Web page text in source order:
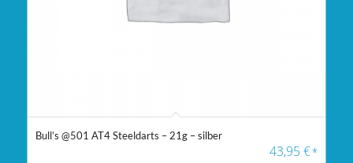
Bull’s @501 AT4 Steeldarts – 21g – silber
43,95€*